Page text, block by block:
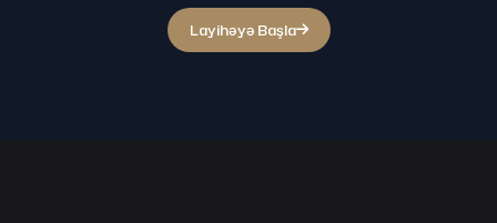
Layihəyə Başla